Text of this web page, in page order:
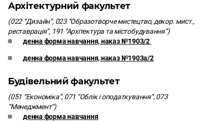
Архітектурний факультет
(022 “Дизайн”, 023 “Образотворче мистецтво, декор. мист.,
реставрація”, 191 “Архітектура та містобудування”)
денна форма навчання, наказ №1903/2
денна форма навчання, наказ №1903а/2
Будівельний факультет
(051 “Економіка”, 071 “Облік і оподаткування”, 073
“Менеджмент”)
денна форма навчання